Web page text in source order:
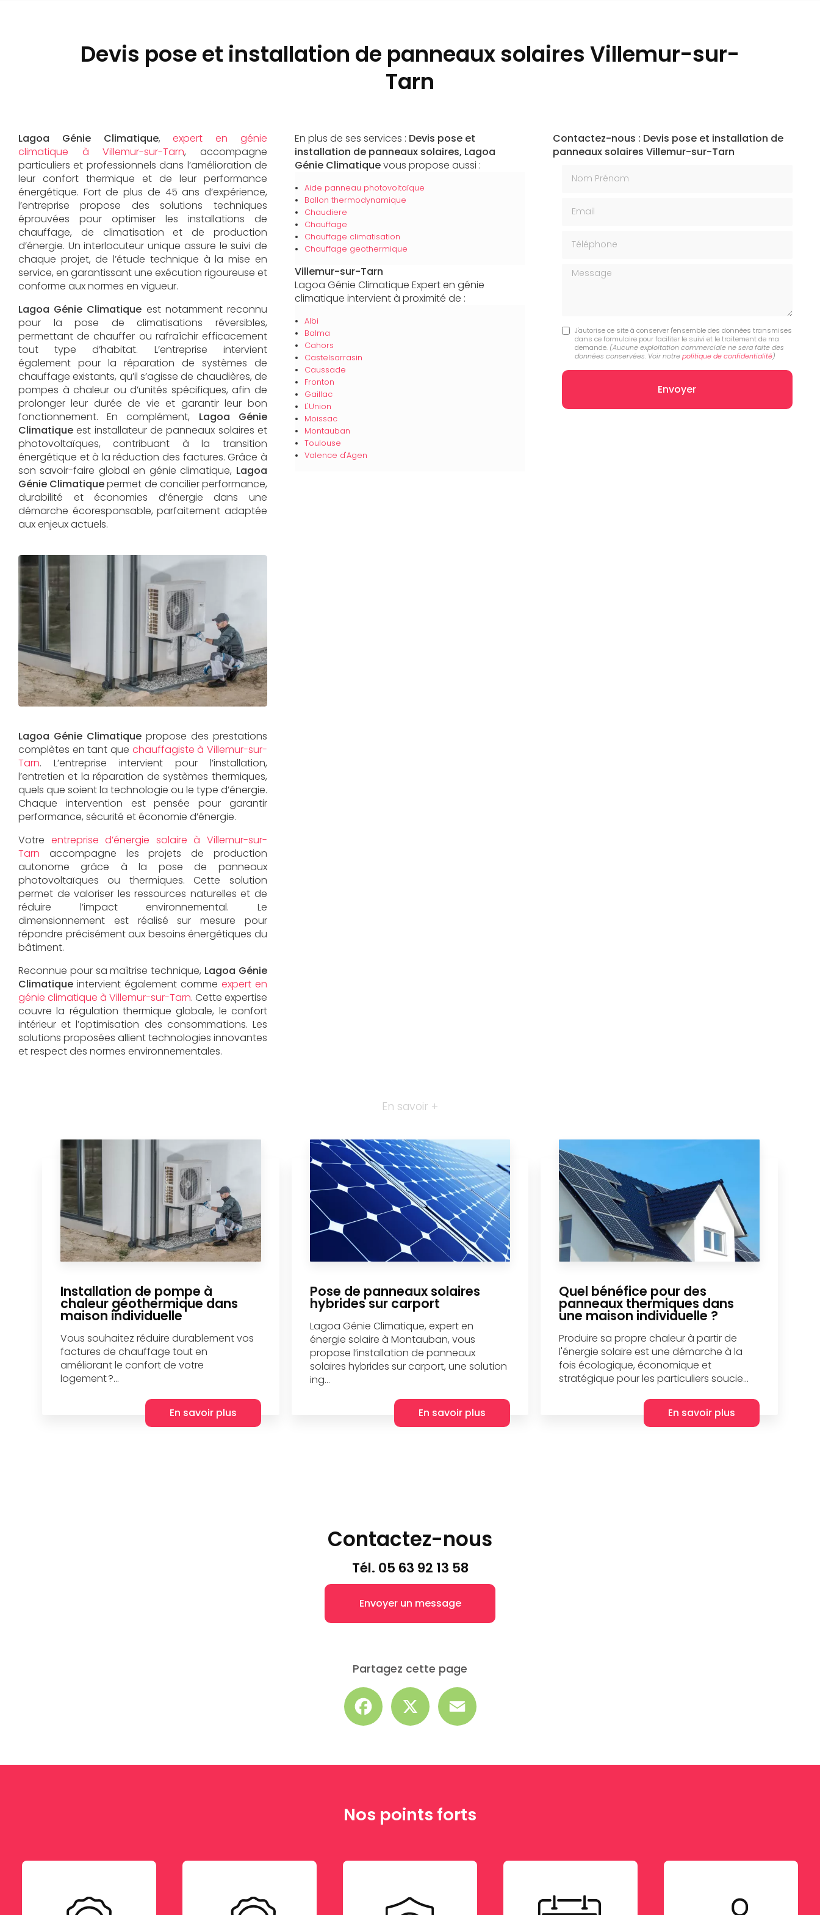
Devis pose et installation de panneaux solaires Villemur-sur-
Tarn
Lagoa Génie Climatique,expert en génie
climatique à Villemur-sur-Tarn, accompagne
particuliers et professionnels dans l’amélioration de
leur confort thermique et de leur performance
énergétique. Fort de plus de 45 ans d’expérience,
l’entreprise propose des solutions techniques
éprouvées pour optimiser les installations de
chauffage, de climatisation et de production
d’énergie. Un interlocuteur unique assure le suivi de
chaque projet, de l’étude technique à la mise en
service, en garantissant une exécution rigoureuse et
conforme aux normes en vigueur.
Lagoa Génie Climatique est notamment reconnu
pour la pose de climatisations réversibles,
permettant de chauffer ou rafraîchir efficacement
tout type d’habitat. L’entreprise intervient
également pour la réparation de systèmes de
chauffage existants, qu’il s’agisse de chaudières, de
pompes à chaleur ou d’unités spécifiques, afin de
prolonger leur durée de vie et garantir leur bon
fonctionnement. En complément, Lagoa Génie
Climatique est installateur de panneaux solaires et
photovoltaïques, contribuant à la transition
énergétique et à la réduction des factures. Grâce à
son savoir-faire global en génie climatique, Lagoa
Génie Climatiquepermet de concilier performance,
durabilité et économies d’énergie dans une
démarche écoresponsable, parfaitement adaptée
aux enjeux actuels.
Lagoa Génie Climatique propose des prestations
complètes en tant que chauffagiste à Villemur-sur-
Tarn. L’entreprise intervient pour l’installation,
l’entretien et la réparation de systèmes thermiques,
quels que soient la technologie ou le type d’énergie.
Chaque intervention est pensée pour garantir
performance, sécurité et économie d’énergie.
Votre entreprise d’énergie solaire à Villemur-sur-
Tarn accompagne les projets de production
autonome grâce à la pose de panneaux
photovoltaïques ou thermiques. Cette solution
permet de valoriser les ressources naturelles et de
réduire l’impact environnemental. Le
dimensionnement est réalisé sur mesure pour
répondre précisément aux besoins énergétiques du
bâtiment.
Reconnue pour sa maîtrise technique, Lagoa Génie
Climatique intervient également comme expert en
génie climatique à Villemur-sur-Tarn. Cette expertise
couvre la régulation thermique globale, le confort
intérieur et l’optimisation des consommations. Les
solutions proposées allient technologies innovantes
et respect des normes environnementales.
En plus de ses services : Devis pose et
installation de panneaux solaires, Lagoa
Génie Climatiquevous propose aussi :
Aide panneau photovoltaïque
Ballon thermodynamique
Chaudiere
Chauffage
Chauffage climatisation
Chauffage geothermique
Villemur-sur-Tarn
Lagoa Génie Climatique Expert en génie
climatique intervient à proximité de :
Albi
Balma
Cahors
Castelsarrasin
Caussade
Fronton
Gaillac
L'Union
Moissac
Montauban
Toulouse
Valence d'Agen
Contactez-nous : Devis pose et installation de
panneaux solaires Villemur-sur-Tarn
Message
J'autorise ce site à conserver l'ensemble des données transmises
dans ce formulaire pour faciliter le suivi et le traitement de ma
demande. (Aucune exploitation commerciale ne sera faite des
données conservées. Voir notrepolitique de confidentialité)
En savoir +
Installation de pompe à
chaleur géothermique dans
maison individuelle
Vous souhaitez réduire durablement vos
factures de chauffage tout en
améliorant le confort de votre
logement ?...
En savoir plus
Pose de panneaux solaires
hybrides sur carport
Lagoa Génie Climatique, expert en
énergie solaire à Montauban, vous
propose l’installation de panneaux
solaires hybrides sur carport, une solution
ing...
En savoir plus
Quel bénéfice pour des
panneaux thermiques dans
une maison individuelle ?
Produire sa propre chaleur à partir de
l'énergie solaire est une démarche à la
fois écologique, économique et
stratégique pour les particuliers soucie...
En savoir plus
Contactez-nous
Tél. 05 63 92 13 58
Envoyer un message
Partagez cette page
Facebook
Nos points forts